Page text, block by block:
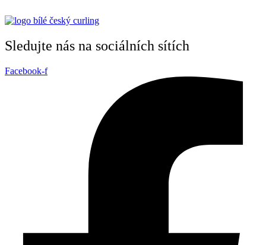
Sledujte nás na sociálních sítích
Facebook-f